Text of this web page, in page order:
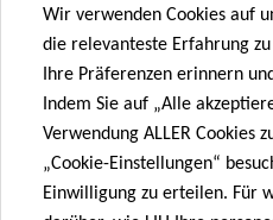
Supported by:
Teilen auf
Wir verwenden Cookies auf
die relevanteste Erfahrung
Ihre Präferenzen erinnern
Indem Sie auf „Alle
Verwendung ALLER Cookies
„Cookie-Einstellungen“
Einwilligung zu erteilen. Für